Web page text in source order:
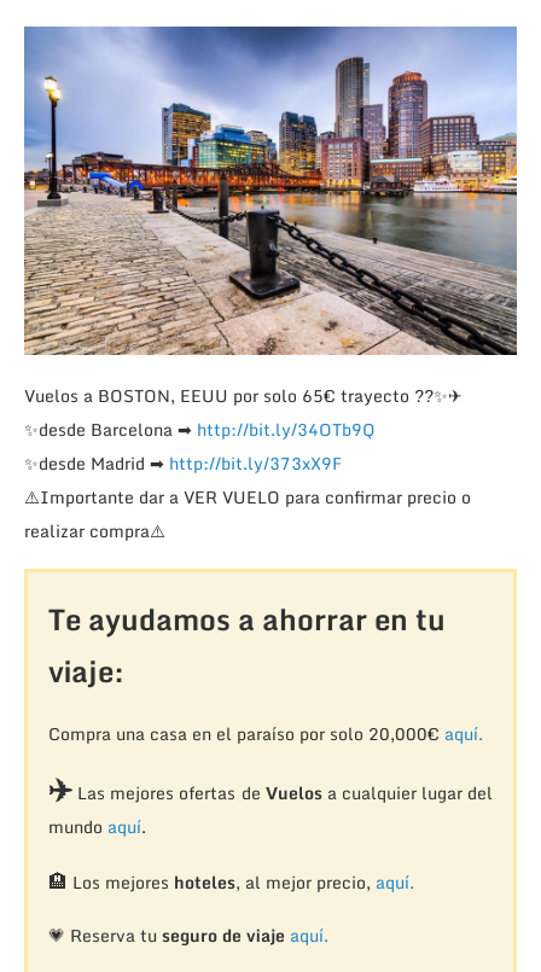
Vuelos a BOSTON, EEUU por solo 65€ trayecto ??✨✈
✨desde Barcelona➡ http://bit.ly/34OTb9Q
✨desde Madrid ➡ http://bit.ly/373xX9F
⚠️Importante dar a VER VUELO para confirmar precio o
realizar compra⚠️
Te ayudamos a ahorrar en tu
viaje:
Compra una casa en el paraíso por solo 20,000€ aquí.
✈️Las mejores ofertas de Vuelosa cualquier lugar del
mundo aquí.
🏨 Los mejores hoteles, al mejor precio, aquí.
💗 Reserva tu seguro de viaje aquí.